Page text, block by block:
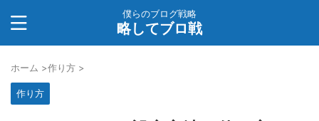
僕らのブログ戦略
略してブロ戦
ホーム >作り方 >
作り方